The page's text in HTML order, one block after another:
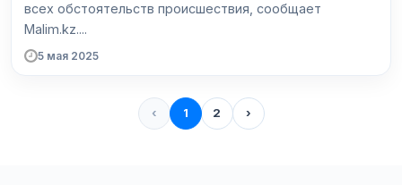
всех обстоятельств происшествия, сообщает
Malim.kz....
5 мая 2025
‹ 1 2 ›